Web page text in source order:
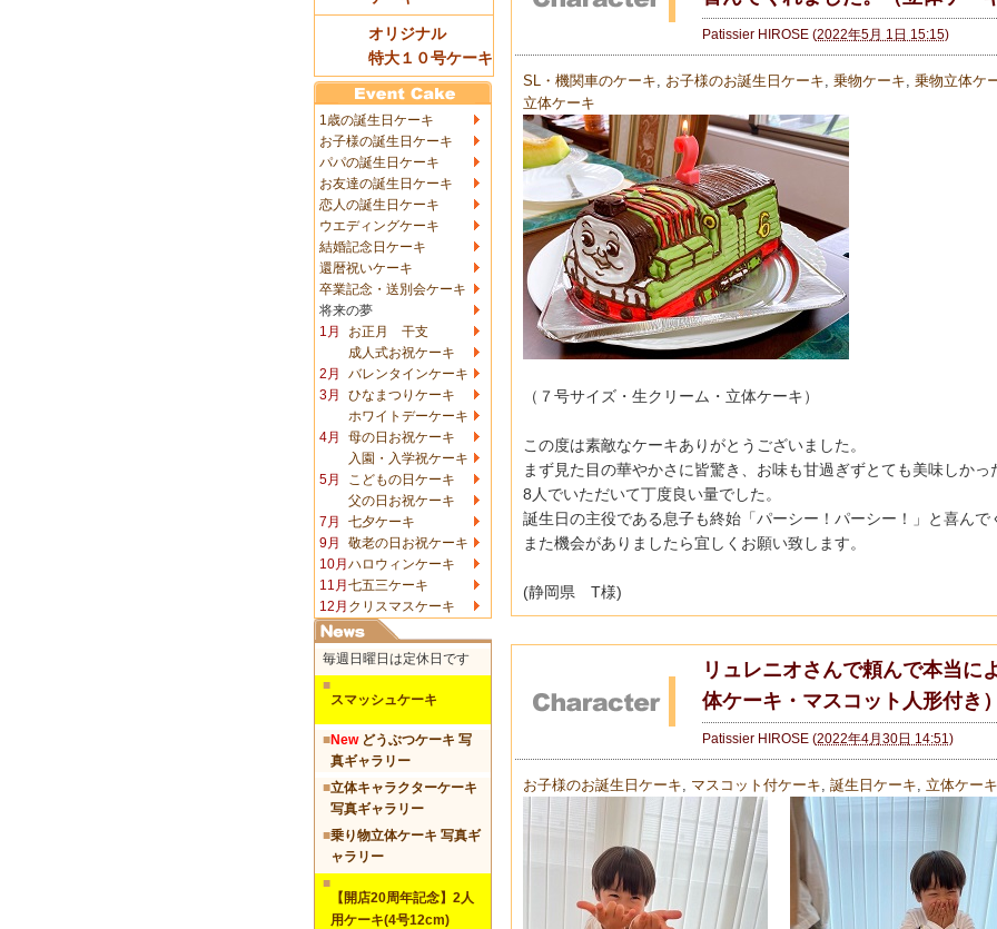
オリジナル
特大１０号ケーキ
1歳の誕生日ケーキ
お子様の誕生日ケーキ
パパの誕生日ケーキ
お友達の誕生日ケーキ
恋人の誕生日ケーキ
ウエディングケーキ
結婚記念日ケーキ
還暦祝いケーキ
卒業記念・送別会ケーキ
将来の夢
1月
お正月 干支
成人式お祝ケーキ
2月
バレンタインケーキ
3月
ひなまつりケーキ
ホワイトデーケーキ
4月
母の日お祝ケーキ
入園・入学祝ケーキ
5月
こどもの日ケーキ
父の日お祝ケーキ
7月
七夕ケーキ
9月
敬老の日お祝ケーキ
10月 ハロウィンケーキ
11月 七五三ケーキ
12月 クリスマスケーキ
毎週日曜日は定休日です
■
スマッシュケーキ
■Newどうぶつケーキ 写
真ギャラリー
■立体キャラクターケーキ
写真ギャラリー
■乗り物立体ケーキ 写真ギ
ャラリー
■
【開店20周年記念】2人
用ケーキ(4号12cm)
Patissier HIROSE(2022年5月 1日 15:15)
SL・機関車のケーキ お子様のお誕生日ケーキ 乗物ケーキ 乗物立体ケ
立体ケーキ
（７号サイズ・生クリーム・立体ケーキ）
この度は素敵なケーキありがとうございました。
まず見た目の華やかさに皆驚き、 お味も甘過ぎずとても美味しかっ
8人でいただいて丁度良い量でした。
誕生日の主役である息子も終始「パーシー！パーシー！」
と喜んで
また機会がありましたら宜しくお願い致します。
(静岡県 T様)
リュレニオさんで頼んで本当に
体ケーキ・マスコット人形付き
Patissier HIROSE(2022年4月30日 14:51)
お子様のお誕生日ケーキ マスコット付ケーキ 誕生日ケーキ 立体ケーキ